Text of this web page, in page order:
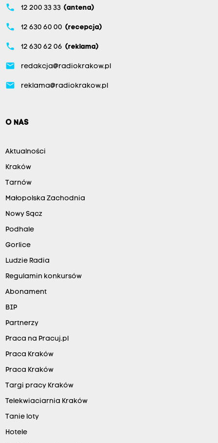
phone 12 200 33 33 (antena)
phone 12 630 60 00 (recepcja)
phone 12 630 62 06 (reklama)
email redakcja@radiokrakow.pl
email reklama@radiokrakow.pl
O NAS
Aktualności
Kraków
Tarnów
Małopolska Zachodnia
Nowy Sącz
Podhale
Gorlice
Ludzie Radia
Regulamin konkursów
Abonament
BIP
Partnerzy
Praca na Pracuj.pl
Praca Kraków
Praca Kraków
Targi pracy Kraków
Telekwiaciarnia Kraków
Tanie loty
Hotele